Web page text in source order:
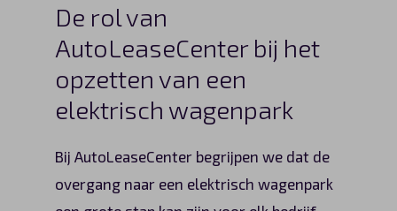
De rol van
AutoLeaseCenter bij het
opzetten van een
elektrisch wagenpark
Bij AutoLeaseCenter begrijpen we dat de
overgang naar een elektrisch wagenpark